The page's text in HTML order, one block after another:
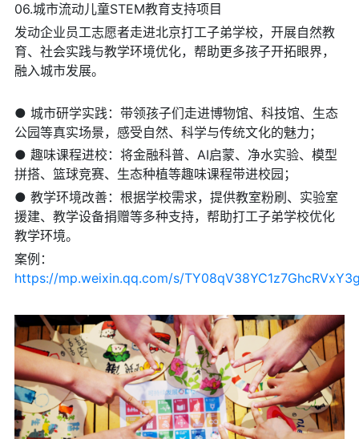
06.城市流动儿童STEM教育支持项目
发动企业员工志愿者走进北京打工子弟学校，开展自然教
育、社会实践与教学环境优化，帮助更多孩子开拓眼界，
融入城市发展。
● 城市研学实践：带领孩子们走进博物馆、科技馆、生态
公园等真实场景，感受自然、科学与传统文化的魅力；
● 趣味课程进校：将金融科普、AI启蒙、净水实验、模型
拼搭、篮球竞赛、生态种植等趣味课程带进校园；
● 教学环境改善：根据学校需求，提供教室粉刷、实验室
援建、教学设备捐赠等多种支持，帮助打工子弟学校优化
教学环境。
案例：
https://mp.weixin.qq.com/s/